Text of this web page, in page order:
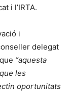
i l’IRTA.
i
delegat
“aquesta
les
oportunitats